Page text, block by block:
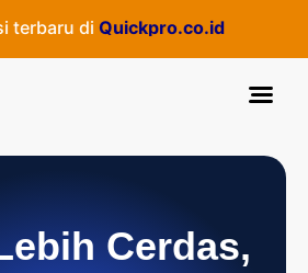
di Quickpro.co.id
Cerdas,